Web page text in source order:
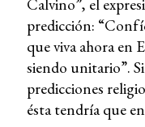
Calvino”, el
predicción:
que viva ahora en
siendo unitario”.
predicciones
ésta tendría que